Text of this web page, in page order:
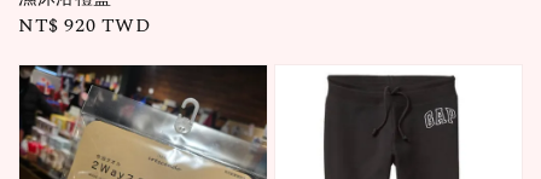
Regular
NT$ 920 TWD